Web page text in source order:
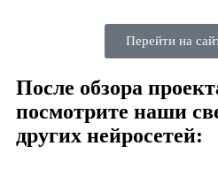
Перейти на
После обзора
посмотрите наши
других нейросетей: